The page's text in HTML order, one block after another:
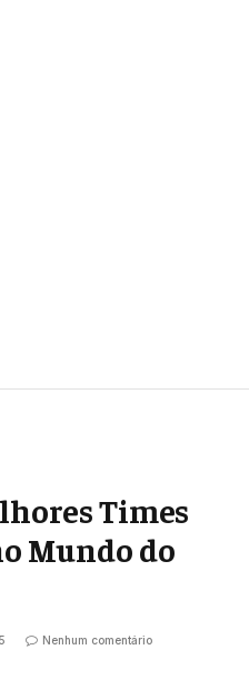
Times
Mundo do
Nenhum comentário